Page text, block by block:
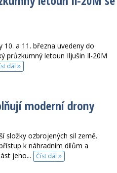
10. a 11. března uvedeny do
průzkumný letoun Iljušin Il-20M
dál
moderní drony
složky ozbrojených sil země.
k náhradním dílům a
jeho...
Číst dál